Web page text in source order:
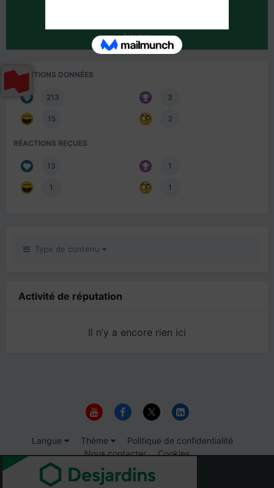
Neutre
RÉACTIONS DONNÉES
213 3
15 2
RÉACTIONS REÇUES
13 1
1 1
Type de contenu
Activité de réputation
Il n’y a encore rien ici
Langue Thème
Politique de confidentialité
Nous contacter
Cookies
© 1999-2026 Immigrer.com Inc.